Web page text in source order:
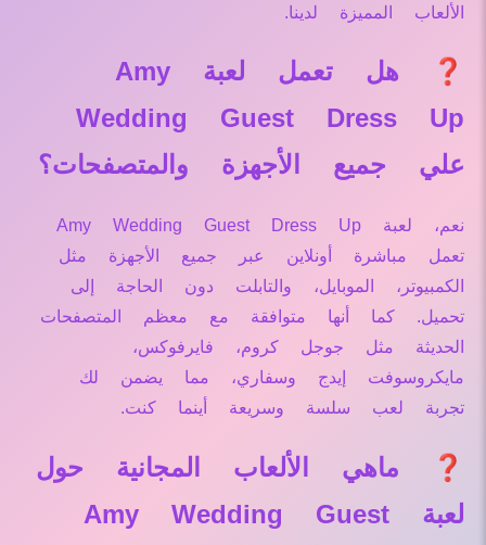
الألعاب المميزة لدينا.
❓ هل تعمل لعبة Amy
Wedding Guest Dress Up
علي جميع الأجهزة والمتصفحات؟
نعم، لعبة Amy Wedding Guest Dress Up
تعمل مباشرة أونلاين عبر جميع الأجهزة مثل
الكمبيوتر، الموبايل، والتابلت دون الحاجة إلى
تحميل. كما أنها متوافقة مع معظم المتصفحات
الحديثة مثل جوجل كروم، فايرفوكس،
مايكروسوفت إيدج وسفاري، مما يضمن لك
تجربة لعب سلسة وسريعة أينما كنت.
❓ ماهي الألعاب المجانية حول
لعبة Amy Wedding Guest